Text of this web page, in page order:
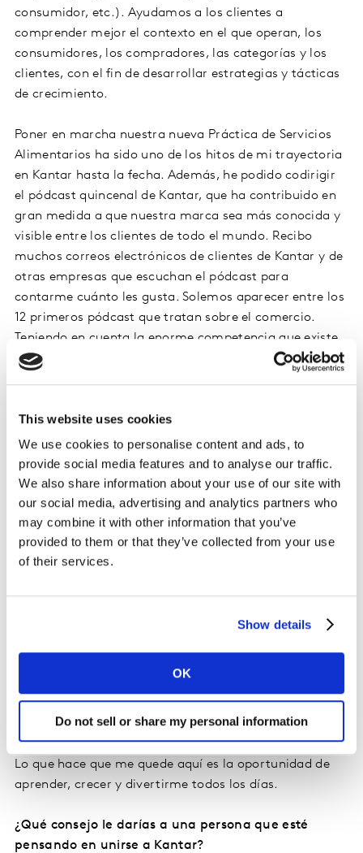
This website uses cookies
We use cookies to personalise content and ads, to
provide social media features and to analyse our traffic.
We also share information about your use of our site with
our social media, advertising and analytics partners who
may combine it with other information that you’ve
provided to them or that they’ve collected from your use
of their services.
Show details
OK
Do not sell or share my personal information
consumidor, etc.). Ayudamos a los clientes a
comprender mejor el contexto en el que operan, los
consumidores, los compradores, las categorías y los
clientes, con el fin de desarrollar estrategias y tácticas
de crecimiento.
Poner en marcha nuestra nueva Práctica de Servicios
Alimentarios ha sido uno de los hitos de mi trayectoria
en Kantar hasta la fecha. Además, he podido codirigir
el pódcast quincenal de Kantar, que ha contribuido en
gran medida a que nuestra marca sea más conocida y
visible entre los clientes de todo el mundo. Recibo
muchos correos electrónicos de clientes de Kantar y de
otras empresas que escuchan el pódcast para
contarme cuánto les gusta. Solemos aparecer entre los
12 primeros pódcast que tratan sobre el comercio.
Teniendo en cuenta la enorme competencia que existe
en este sector en pleno auge, estamos muy bien
Intento divertirme, aprender, ayudar a mis compañeros
y a nuestros clientes todos los días.
¿Por qué decidiste unirte a Kantar y por qué sigues
trabajando aquí?
El pasado diciembre, abandoné mi puesto en The Coca-
Cola Company tras 25 años de carrera. Kantar siempre
ha sido un socio clave y de confianza para Coca-Cola.
áreas de Marketing Orientado al Consumidor,
más importante en el sector y prestando servicios a un
abanico más amplio de clientes.
Lo que hace que me quede aquí es la oportunidad de
aprender, crecer y divertirme todos los días.
¿Qué consejo le darías a una persona que esté
pensando en unirse a Kantar?